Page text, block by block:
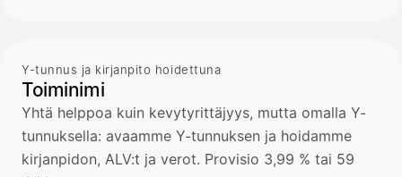
Y-tunnus ja kirjanpito hoidettuna
Toiminimi
Yhtä helppoa kuin kevytyrittäjyys, mutta omalla Y-
tunnuksella: avaamme Y-tunnuksen ja hoidamme
kirjanpidon, ALV:t ja verot. Provisio 3,99 % tai 59